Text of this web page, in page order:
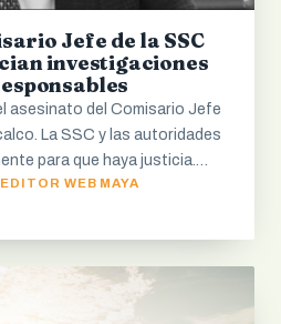
Jefe de la SSC
investigaciones
asesinato del Comisario Jefe
La SSC y las autoridades
para que haya justicia.…
WEB MAYA